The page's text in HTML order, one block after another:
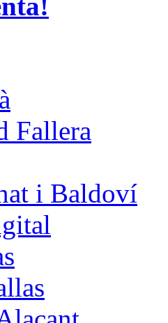
Fallera
i Baldoví